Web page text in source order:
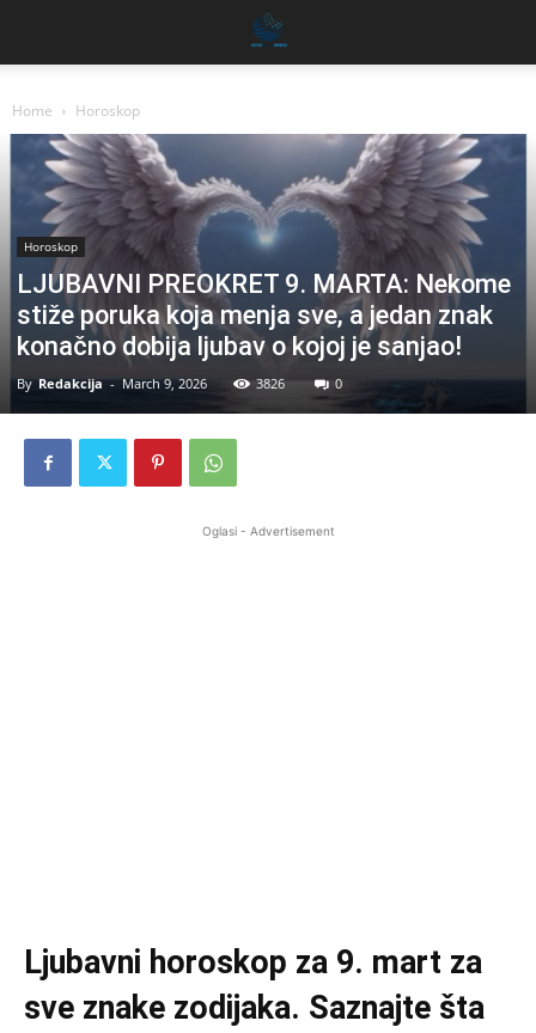
Home Horoskop
Horoskop
LJUBAVNI PREOKRET 9. MARTA: Nekome
stiže poruka koja menja sve, a jedan znak
konačno dobija ljubav o kojoj je sanjao!
By Redakcija - March 9, 2026 3826 0
Oglasi - Advertisement
Ljubavni horoskop za 9. mart za
sve znake zodijaka. Saznajte šta